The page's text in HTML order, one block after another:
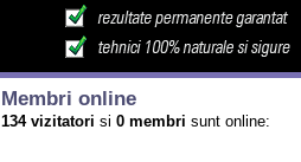
Membri online
134 vizitatori si 0 membri sunt online: